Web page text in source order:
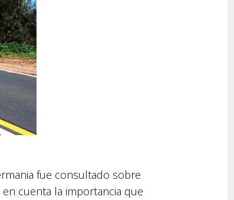
fue consultado sobre
cuenta la importancia que